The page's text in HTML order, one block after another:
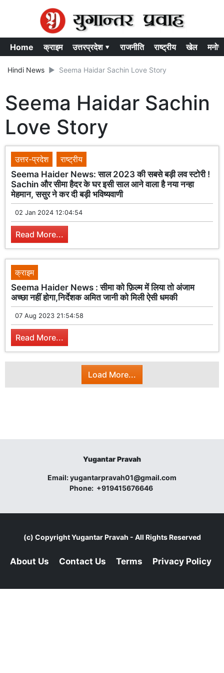
Home क्राइम उत्तरप्रदेश ▾ राजनीति राष्ट्रीय खेल
Hindi News Seema Haidar Sachin Love Story
Seema Haidar Sachin
Love Story
उत्तर-प्रदेश
राष्ट्रीय
Seema Haider News: साल 2023 की सबसे बड़ी लव स्टोरी !
Sachin और सीमा हैदर के घर इसी साल आने वाला है नया नन्हा
मेहमान, ससुर ने कर दी बड़ी भविष्यवाणी
02 Jan 2024 12:04:54
Read More...
क्राइम
Seema Haider News : सीमा को फ़िल्म में लिया तो अंजाम
अच्छा नहीं होगा,निर्देशक अमित जानी को मिली ऐसी धमकी
07 Aug 2023 21:54:58
Read More...
Load More...
Yugantar Pravah
Email:yugantarpravah01@gmail.com
Phone: +919415676646
(c) CopyrightYugantar Pravah - All Rights Reserved
About Us Contact Us Terms Privacy Policy